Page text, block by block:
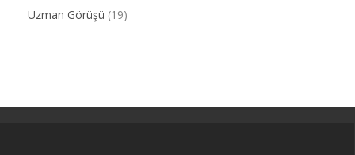
Uzman Görüşü (19)